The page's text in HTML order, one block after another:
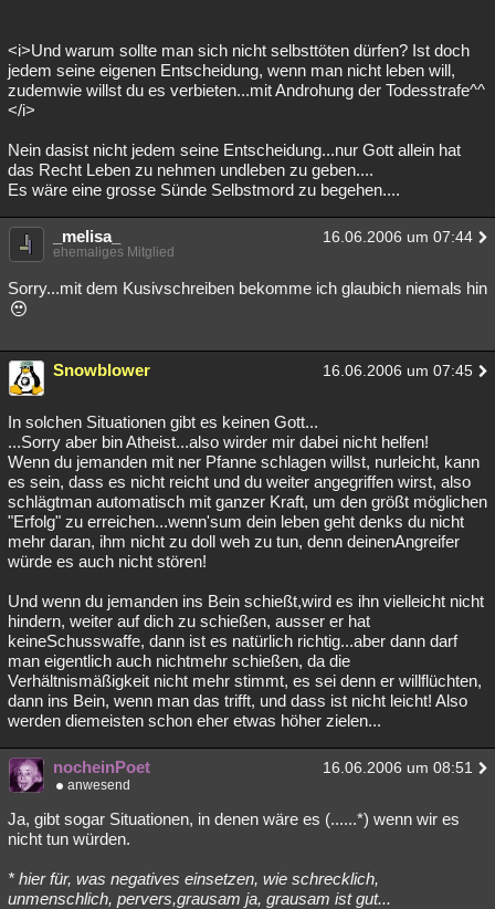
<i>Und warum sollte man sich nicht selbsttöten dürfen? Ist doch
jedem seine eigenen Entscheidung, wenn man nicht leben will,
zudemwie willst du es verbieten...mit Androhung der Todesstrafe^^
</i>
Nein dasist nicht jedem seine Entscheidung...nur Gott allein hat
das Recht Leben zu nehmen undleben zu geben....
Es wäre eine grosse Sünde Selbstmord zu begehen....
_melisa_ 16.06.2006 um 07:44
ehemaliges Mitglied
Sorry...mit dem Kusivschreiben bekomme ich glaubich niemals hin
Snowblower 16.06.2006 um 07:45
In solchen Situationen gibt es keinen Gott...
...Sorry aber bin Atheist...also wirder mir dabei nicht helfen!
Wenn du jemanden mit ner Pfanne schlagen willst, nurleicht, kann
es sein, dass es nicht reicht und du weiter angegriffen wirst, also
schlägtman automatisch mit ganzer Kraft, um den größt möglichen
"Erfolg" zu erreichen...wenn'sum dein leben geht denks du nicht
mehr daran, ihm nicht zu doll weh zu tun, denn deinenAngreifer
würde es auch nicht stören!
Und wenn du jemanden ins Bein schießt,wird es ihn vielleicht nicht
hindern, weiter auf dich zu schießen, ausser er hat
keineSchusswaffe, dann ist es natürlich richtig...aber dann darf
man eigentlich auch nichtmehr schießen, da die
Verhältnismäßigkeit nicht mehr stimmt, es sei denn er willflüchten,
dann ins Bein, wenn man das trifft, und dass ist nicht leicht! Also
werden diemeisten schon eher etwas höher zielen...
nocheinPoet 16.06.2006 um 08:51
anwesend
Ja, gibt sogar Situationen, in denen wäre es (......*) wenn wir es
nicht tun würden.
* hier für, was negatives einsetzen, wie schrecklich,
unmenschlich, pervers,grausam ja, grausam ist gut...